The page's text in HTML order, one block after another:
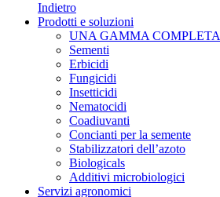
Indietro
Prodotti e soluzioni
UNA GAMMA COMPLETA
Sementi
Erbicidi
Fungicidi
Insetticidi
Nematocidi
Coadiuvanti
Concianti per la semente
Stabilizzatori dell’azoto
Biologicals
Additivi microbiologici
Servizi agronomici